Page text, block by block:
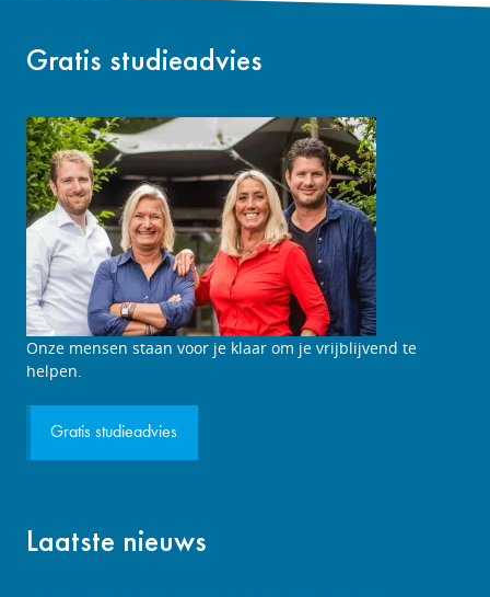
Gratis studieadvies
Studieadviesgesprek
aanvragen
Onze mensen staan voor je klaar om je vrijblijvend te
helpen.
Gratis studieadvies
Laatste nieuws